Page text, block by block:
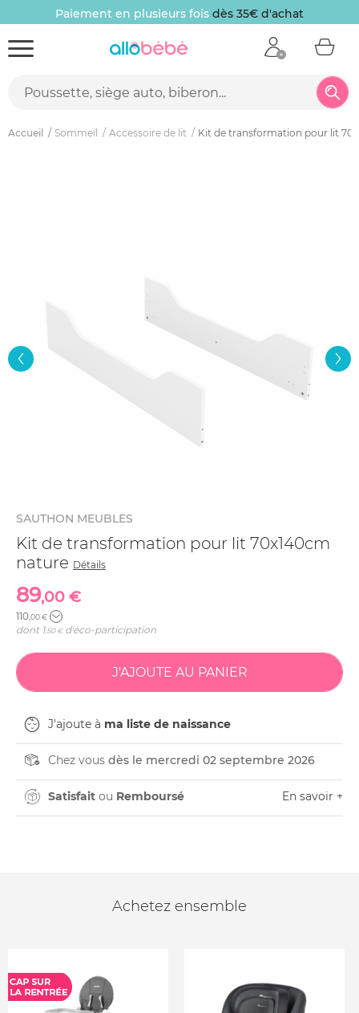
Paiement en plusieurs fois dès 35€ d'achat
Accueil Sommeil Accessoire de lit Kit de transformation pour lit
SAUTHON MEUBLES
Kit de transformation pour lit 70x140cm
nature Détails
89,00 €
110,00 €
dont 1,50 €d'éco-participation
J'ajoute à ma liste de naissance
Chez vous dès le mercredi 02 septembre 2026
Satisfait ou Remboursé En savoir +
Achetez ensemble